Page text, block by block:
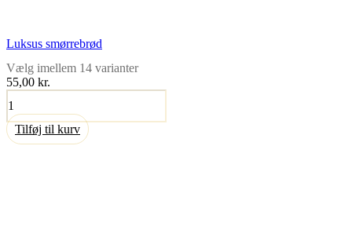
Luksus smørrebrød
Vælg imellem 14 varianter
55,00 kr.
Luksus
smørrebrød
antal
Tilføj til kurv